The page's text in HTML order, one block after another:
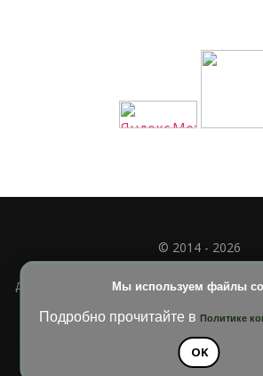
Мы используем файлы
Подробно прочитайте в Политике
OK
© 2014 - 2026
Полное или частичное
допускается только при наличии
Blossom Diva | РазработанаТемы
WordPress